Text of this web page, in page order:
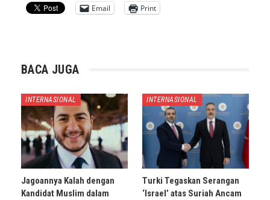
Email Print
BACA JUGA
INTERNASIONAL
Jagoannya Kalah dengan
Kandidat Muslim dalam
INTERNASIONAL
Turki Tegaskan Serangan
‘Israel’ atas Suriah Ancam